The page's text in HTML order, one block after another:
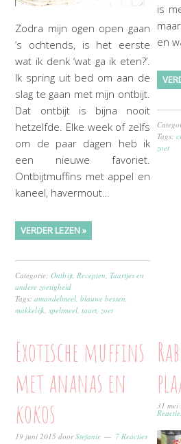
Zodra mijn ogen open gaan
‘s ochtends, is het eerste
wat ik denk ‘wat ga ik eten?’.
Ik spring uit bed om aan de
slag te gaan met mijn ontbijt.
Dat ontbijt is bijna nooit
hetzelfde. Elke week of zelfs
om de paar dagen heb ik
een nieuwe favoriet.
Ontbijtmuffins met appel en
kaneel, havermout…
VERDER LEZEN »
Categorie:Ontbijt,Recepten,Taartjes en
andere zoetigheid
Tags:amandelmeel,blauwe bessen,
makkelijk,speltmeel,taart,zoet
is
en
Tags:
zoet
Exotische muffins
met ananas en
kokos
19 juni 2015 doorStefanie 7 Reacties
31 mei